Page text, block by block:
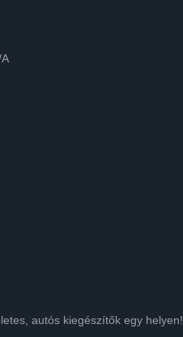
autós kiegészítők egy helyen!